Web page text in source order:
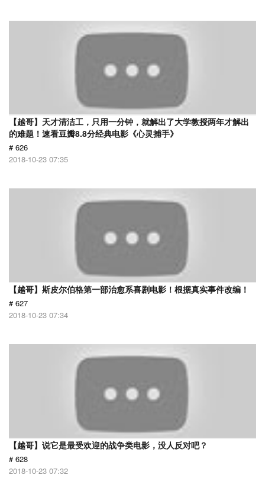
【越哥】天才清洁工，只用一分钟，就解出了大学教授两年才解出
的难题！速看豆瓣8.8分经典电影《心灵捕手》
# 626
2018-10-23 07:35
【越哥】斯皮尔伯格第一部治愈系喜剧电影！根据真实事件改编！
# 627
2018-10-23 07:34
【越哥】说它是最受欢迎的战争类电影，没人反对吧？
# 628
2018-10-23 07:32